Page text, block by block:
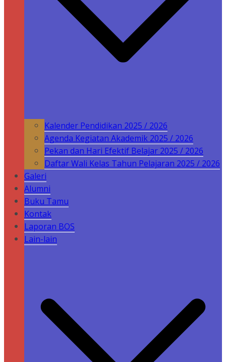
Kalender Pendidikan 2025 / 2026
Agenda Kegiatan Akademik 2025 / 2026
Pekan dan Hari Efektif Belajar 2025 / 2026
Daftar Wali Kelas Tahun Pelajaran 2025 / 2026
Galeri
Alumni
Buku Tamu
Kontak
Laporan BOS
Lain-lain